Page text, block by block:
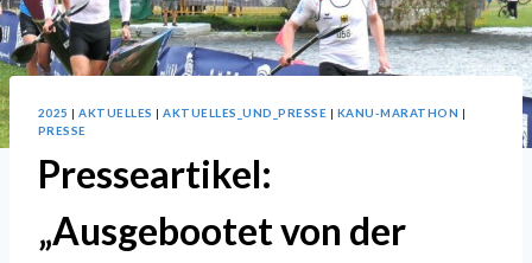
2025 |AKTUELLES |AKTUELLES_UND_PRESSE | KANU-MARATHON |
PRESSE
Presseartikel:
„Ausgebootet von der